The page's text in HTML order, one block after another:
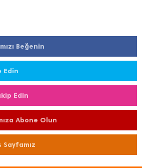
Beğenin
Edin
Edin
Abone Olun
Sayfamız